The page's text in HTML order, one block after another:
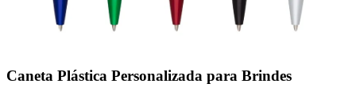
Caneta Plástica Personalizada para Brindes